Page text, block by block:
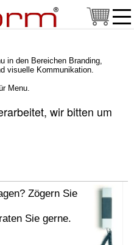
in den Bereichen Branding,
visuelle Kommunikation.
Menu.
wir bitten um
Zögern Sie
Sie gerne.